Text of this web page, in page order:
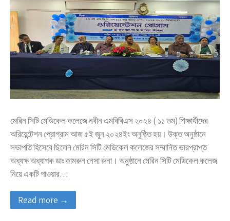
মেরিন সিটি মেডিকেল কলেজে নবীন এমবিবিএস ২০২৪ ( ১১ তম) শিক্ষার্থীদের
অরিয়েন্টেশন প্রোগ্রাম আজ ৫ই জুন ২০২৪ইং অনুষ্ঠিত হয়। উক্ত অনুষ্ঠানে
সভাপতি হিসেবে ছিলেন মেরিন সিটি মেডিকেল কলেজের সম্মানিত ভারপ্রাপ্ত
অধ্যক্ষ অধ্যাপক ডাঃ কামরুন নেসা রুনা। অনুষ্ঠানে মেরিন সিটি মেডিকেল কলেজ
নিয়ে একটি পাওয়ার…
Read more →